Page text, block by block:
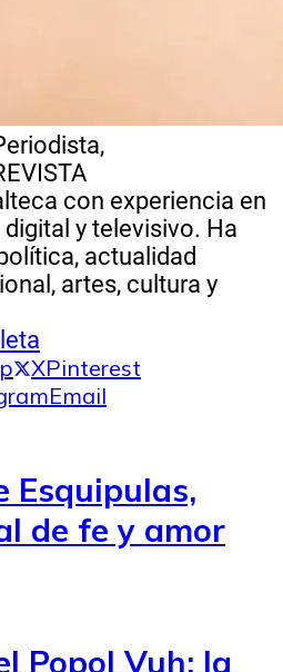
con experiencia en
y televisivo. Ha
actualidad
artes, cultura y
XPinterest
Email
Esquipulas,
de fe y amor
Popol Vuh: la